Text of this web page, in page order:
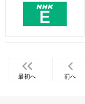
最初へ 前へ